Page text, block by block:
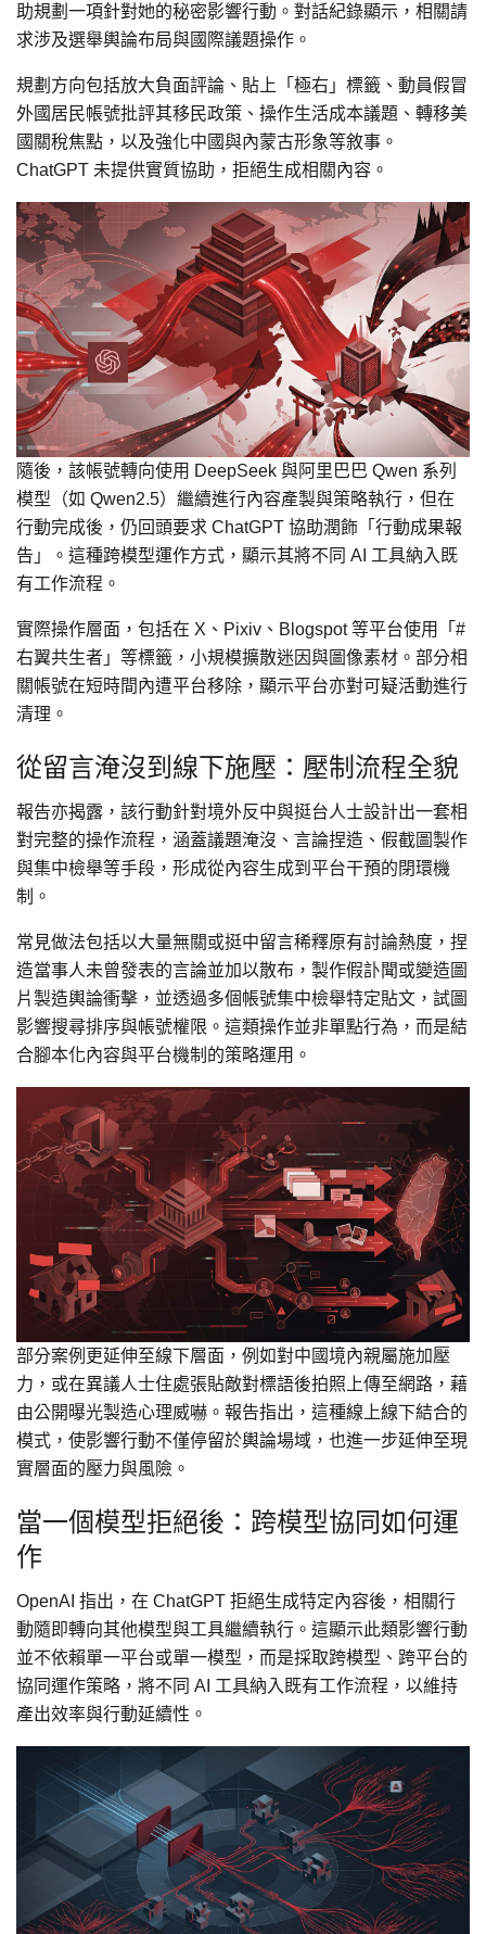
助規劃一項針對她的秘密影響行動。對話紀錄顯示，相關請
求涉及選舉輿論布局與國際議題操作。
規劃方向包括放大負面評論、貼上「極右」標籤、動員假冒
外國居民帳號批評其移民政策、操作生活成本議題、轉移美
國關稅焦點，以及強化中國與內蒙古形象等敘事。
ChatGPT 未提供實質協助，拒絕生成相關內容。
隨後，該帳號轉向使用 DeepSeek 與阿里巴巴 Qwen 系列
模型（如 Qwen2.5）繼續進行內容產製與策略執行，但在
行動完成後，仍回頭要求 ChatGPT 協助潤飾「行動成果報
告」。這種跨模型運作方式，顯示其將不同 AI 工具納入既
有工作流程。
實際操作層面，包括在 X、Pixiv、Blogspot 等平台使用「#
右翼共生者」等標籤，小規模擴散迷因與圖像素材。部分相
關帳號在短時間內遭平台移除，顯示平台亦對可疑活動進行
清理。
從留言淹沒到線下施壓：壓制流程全貌
報告亦揭露，該行動針對境外反中與挺台人士設計出一套相
對完整的操作流程，涵蓋議題淹沒、言論捏造、假截圖製作
與集中檢舉等手段，形成從內容生成到平台干預的閉環機
制。
常見做法包括以大量無關或挺中留言稀釋原有討論熱度，捏
造當事人未曾發表的言論並加以散布，製作假訃聞或變造圖
片製造輿論衝擊，並透過多個帳號集中檢舉特定貼文，試圖
影響搜尋排序與帳號權限。這類操作並非單點行為，而是結
合腳本化內容與平台機制的策略運用。
部分案例更延伸至線下層面，例如對中國境內親屬施加壓
力，或在異議人士住處張貼敵對標語後拍照上傳至網路，藉
由公開曝光製造心理威嚇。報告指出，這種線上線下結合的
模式，使影響行動不僅停留於輿論場域，也進一步延伸至現
實層面的壓力與風險。
當一個模型拒絕後：跨模型協同如何運
作
OpenAI 指出，在 ChatGPT 拒絕生成特定內容後，相關行
動隨即轉向其他模型與工具繼續執行。這顯示此類影響行動
並不依賴單一平台或單一模型，而是採取跨模型、跨平台的
協同運作策略，將不同 AI 工具納入既有工作流程，以維持
產出效率與行動延續性。